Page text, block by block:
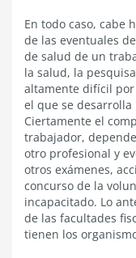
En todo caso, cabe
de las eventuales
de salud de un
la salud, la
altamente difícil
el que se
Ciertamente el
trabajador,
otro profesional y
otros exámenes,
concurso de la
incapacitado. Lo
de las facultades
tienen los